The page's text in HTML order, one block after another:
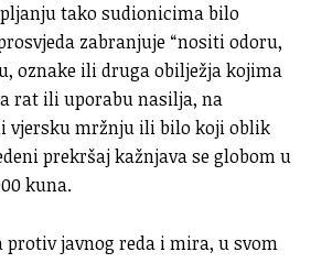
tako sudionicima bilo
zabranjuje “nositi odoru,
oznake ili druga obilježja kojima
rat ili uporabu nasilja, na
vjersku mržnju ili bilo koji oblik
prekršaj kažnjava se globom u
kuna.
protiv javnog reda i mira, u svom